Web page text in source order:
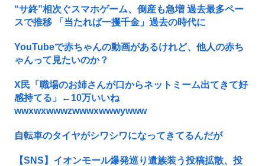
“サ終”相次ぐスマホゲーム、倒産も急増 過去最多ペー
スで推移 「当たれば一攫千金」過去の時代に
YouTubeで赤ちゃんの動画があるけれど、他人の赤ち
ゃんって見たいのか？
X民「職場のお姉さんが口からネットミーム出てきて好
感持てる」←10万いいね
wwxwxwwwzwwwxwwwywww
自転車のタイヤがシワシワになってきてるんだが
【SNS】イオンモール爆発巡り遺族装う投稿拡散、投